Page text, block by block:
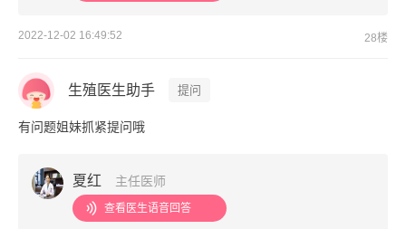
2022-12-02 16:49:52 28楼
生殖医生助手 提问
有问题姐妹抓紧提问哦
夏红 主任医师
查看医生语音回答